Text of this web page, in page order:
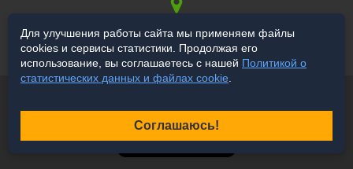
117519,г. Москва,
Варшавское ш., 132
Продвижение сайта
Для улучшения работы сайта мы применяем файлы
cookies и сервисы статистики. Продолжая его
использование, вы соглашаетесь с нашей Политикой о
статистических данных и файлах cookie
Соглашаюсь!